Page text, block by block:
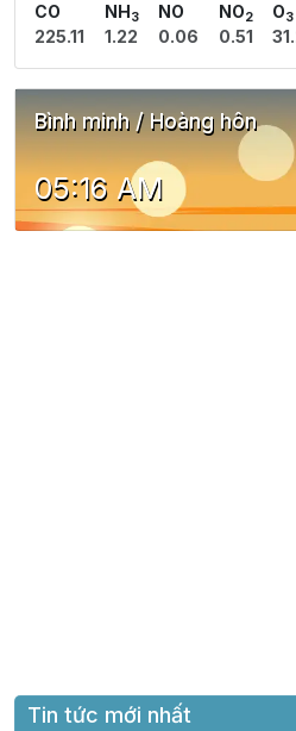
CO
225.11
NH 3
1.22
NO
0.06
NO2
0.51
O3
Bình minh / Hoàng hôn
05:16 AM
Tin tức mới nhất